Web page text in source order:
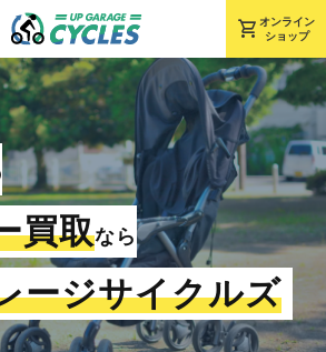
shopping_cart オンライン
ショップ
買取なら
ージサイクルズ